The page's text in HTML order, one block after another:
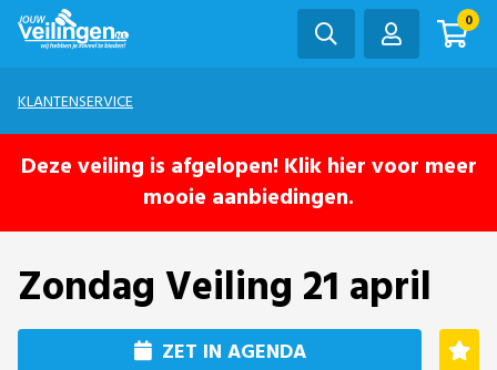
0
KLANTENSERVICE
Deze veiling is afgelopen! Klik hier voor meer
mooie aanbiedingen.
Zondag Veiling 21 april
ZET IN AGENDA